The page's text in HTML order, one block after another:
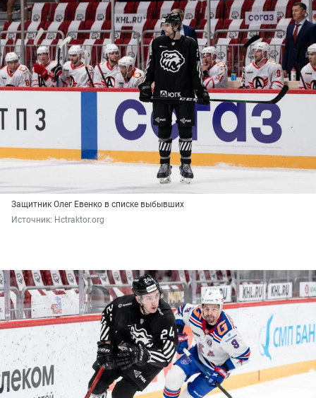
Защитник Олег Евенко в списке выбывших
Источник: Hctraktor.org